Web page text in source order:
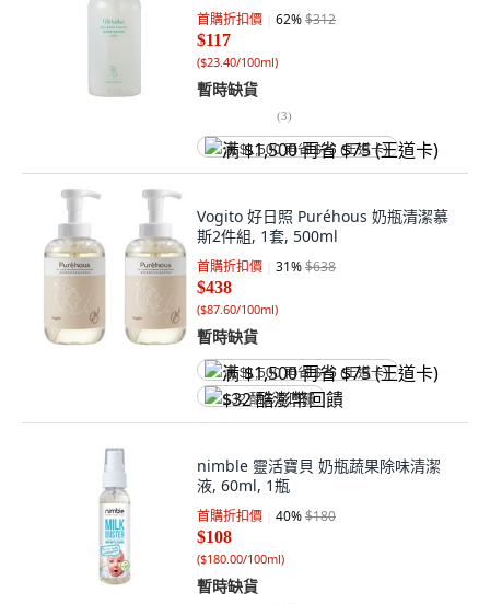
首購折扣價 62%$312
$117
($23.40/100ml)
暫時缺貨
(3)
满 $1,500 再省 $75 (王道卡)
Vogito 好日照 Puréhous 奶瓶清潔慕
斯2件組, 1套, 500ml
首購折扣價 31%$638
$438
($87.60/100ml)
暫時缺貨
满 $1,500 再省 $75 (王道卡)
$32 酷澎幣回饋
nimble 靈活寶貝 奶瓶蔬果除味清潔
液, 60ml, 1瓶
首購折扣價 40%$180
$108
($180.00/100ml)
暫時缺貨